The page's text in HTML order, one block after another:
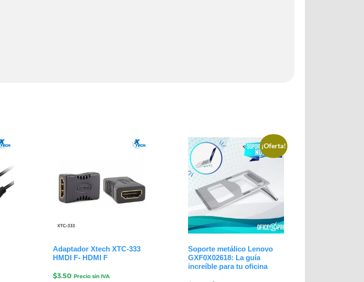
Adaptador Xtech XTC-333
HMDI F- HDMI F
$3.50 Precio sin IVA
¡Oferta!
Soporte metálico Lenovo
GXF0X02618: La guía
increíble para tu oficina